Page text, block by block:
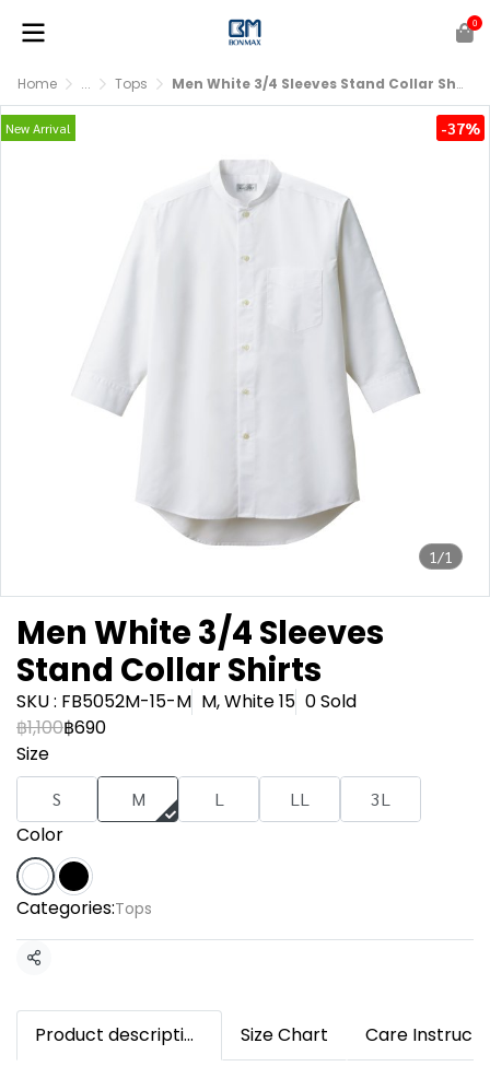
0
Home ... Tops Men White 3/4 Sleeves Stand Collar Shirts
1/1
New Arrival -37%
Men White 3/4 Sleeves
Stand Collar Shirts
SKU : FB5052M-15-M M, White 15 0 Sold
฿1,100฿690
Size
S M L LL 3L
Color
Categories:Tops
Share
Product description Size Chart Care